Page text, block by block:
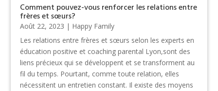
Comment pouvez-vous renforcer les relations entre
frères et sœurs?
Août 22, 2023 | Happy Family
Les relations entre frères et sœurs selon les experts en
éducation positive et coaching parental Lyon,sont des
liens précieux qui se développent et se transforment au
fil du temps. Pourtant, comme toute relation, elles
nécessitent un entretien constant. Il existe des moyens